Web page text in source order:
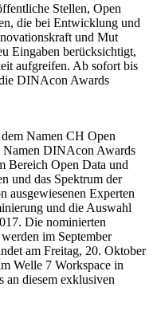
Stellen, Open
die bei Entwicklung und
und Mut
Eingaben berücksichtigt,
aufgreifen. Ab sofort bis
DINAcon Awards
Namen CH Open
Namen DINAcon Awards
Bereich Open Data und
und das Spektrum der
ausgewiesenen Experten
und die Auswahl
Die nominierten
im September
am Freitag, 20. Oktober
Welle 7 Workspace in
an diesem exklusiven